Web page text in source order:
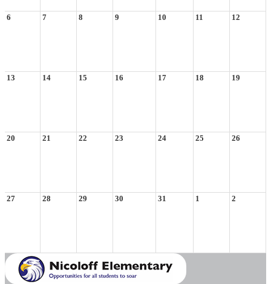
6 7 8 9 10 11 12
13 14 15 16 17 18 19
20 21 22 23 24 25 26
27 28 29 30 31 1 2